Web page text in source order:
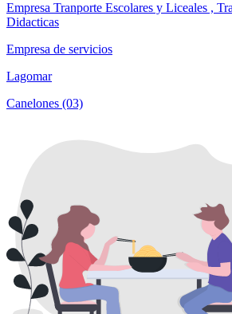
Empresa Tranporte Escolares y Liceales ,
Didacticas
Empresa de servicios
Lagomar
Canelones (03)